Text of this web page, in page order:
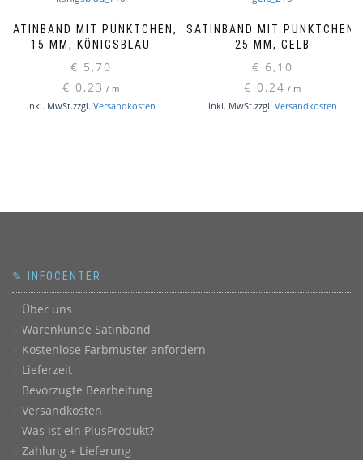
SATINBAND MIT PÜNKTCHEN,
15 MM, KÖNIGSBLAU
€ 5,70
€ 0,23 / m
inkl. MwSt.zzgl. Versandkosten
SATINBAND MIT PÜNKTCHEN,
25 MM, GELB
€ 6,10
€ 0,24 / m
inkl. MwSt.zzgl. Versandkosten
✎ INFOCENTER
Über uns
Warenkunde Satinband
Kostenlose Farbmuster anfordern
Lieferzeit
Bevorzugte Bearbeitung
Versandkosten
Was ist ein PlusProdukt?
Zahlung + Lieferung